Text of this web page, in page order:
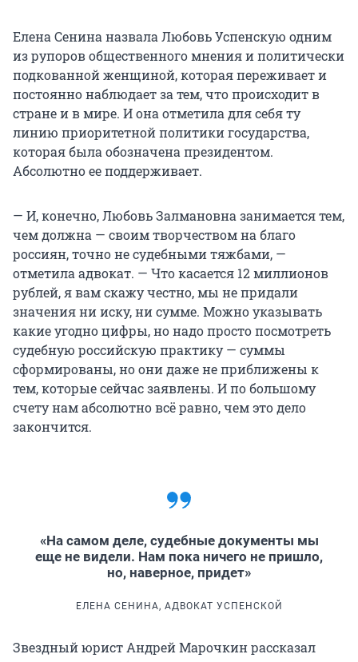
Елена Сенина назвала Любовь Успенскую одним
из рупоров общественного мнения и политически
подкованной женщиной, которая переживает и
постоянно наблюдает за тем, что происходит в
стране и в мире. И она отметила для себя ту
линию приоритетной политики государства,
которая была обозначена президентом.
Абсолютно ее поддерживает.
— И, конечно, Любовь Залмановна занимается тем,
чем должна — своим творчеством на благо
россиян, точно не судебными тяжбами, —
отметила адвокат. — Что касается 12 миллионов
рублей, я вам скажу честно, мы не придали
значения ни иску, ни сумме. Можно указывать
какие угодно цифры, но надо просто посмотреть
судебную российскую практику — суммы
сформированы, но они даже не приближены к
тем, которые сейчас заявлены. И по большому
счету нам абсолютно всё равно, чем это дело
закончится.
«На самом деле, судебные документы мы
еще не видели. Нам пока ничего не пришло,
но, наверное, придет»
ЕЛЕНА СЕНИНА, АДВОКАТ УСПЕНСКОЙ
Звездный юрист Андрей Марочкин рассказал